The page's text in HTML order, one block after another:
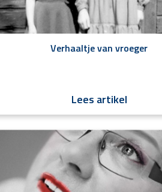
Verhaaltje van vroeger
Lees artikel